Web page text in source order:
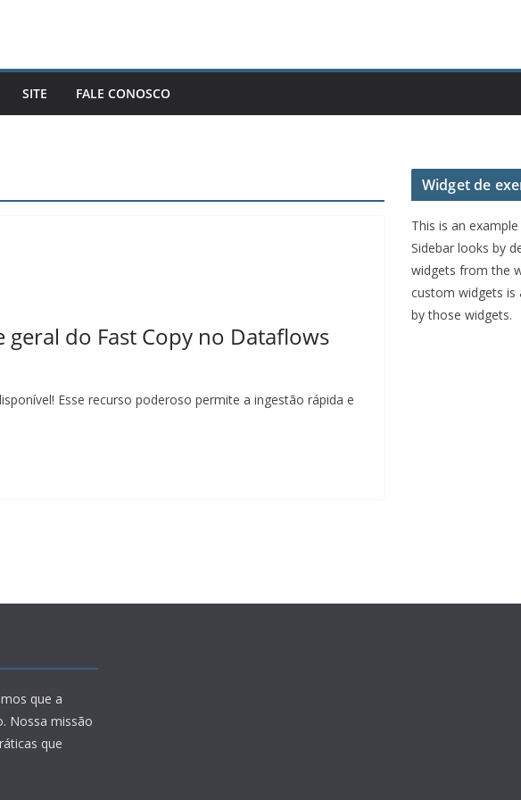
SITE FALE CONOSCO
do Fast Copy no Dataflows
Esse recurso poderoso permite a ingestão rápida e
Widget de
This is an
Sidebar looks by
widgets from the
custom widgets is
by those widgets.
que a
Nossa missão
que